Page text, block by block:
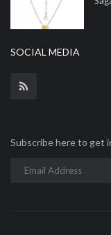
SOCIAL MEDIA
Subscribe here to get